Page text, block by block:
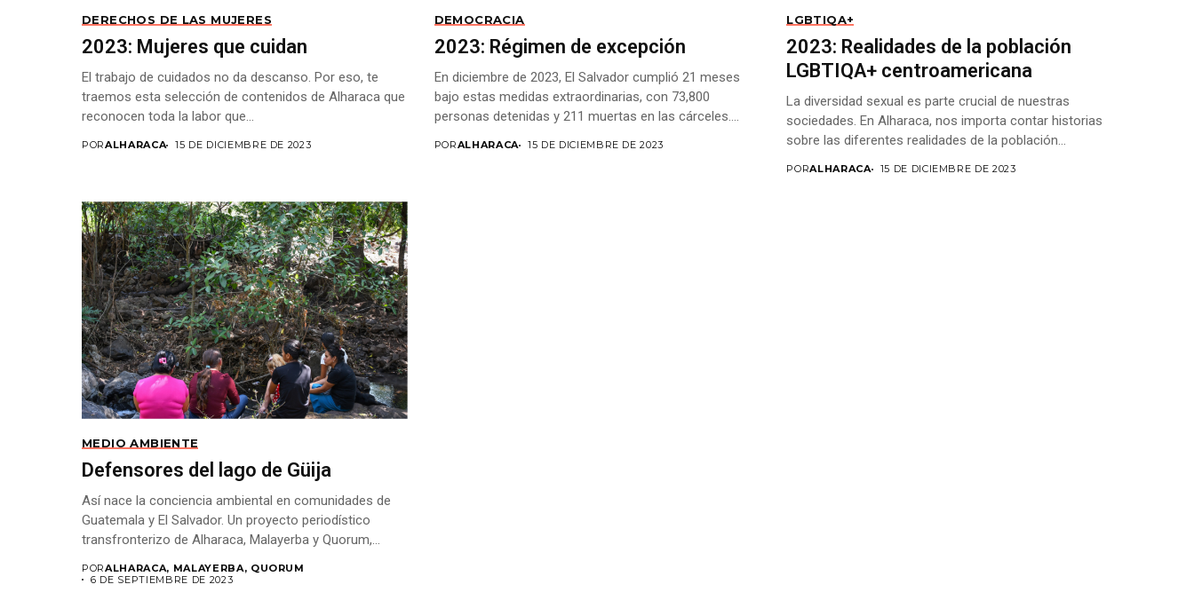
DERECHOS DE LAS MUJERES
2023: Mujeres que cuidan
El trabajo de cuidados no da descanso. Por eso, te
traemos esta selección de contenidos de Alharaca que
reconocen toda la labor que...
PORALHARACA 15 DE DICIEMBRE DE 2023
DEMOCRACIA
2023: Régimen de excepción
En diciembre de 2023, El Salvador cumplió 21 meses
bajo estas medidas extraordinarias, con 73,800
personas detenidas y 211 muertas en las cárceles....
PORALHARACA 15 DE DICIEMBRE DE 2023
LGBTIQA+
2023: Realidades de la población
LGBTIQA+ centroamericana
La diversidad sexual es parte crucial de nuestras
sociedades. En Alharaca, nos importa contar historias
sobre las diferentes realidades de la población
PORALHARACA 15 DE DICIEMBRE DE 2023
MEDIO AMBIENTE
Defensores del lago de Güija
Así nace la conciencia ambiental en comunidades de
Guatemala y El Salvador. Un proyecto periodístico
transfronterizo de Alharaca, Malayerba y Quorum,
PORALHARACA, MALAYERBA, QUORUM
6 DE SEPTIEMBRE DE 2023